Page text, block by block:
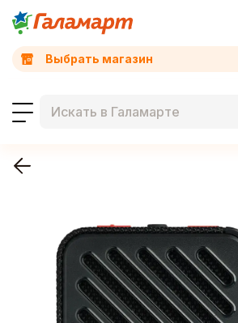
Выбрать магазин